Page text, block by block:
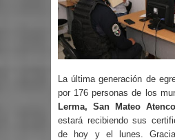
La última generación de
por 176 personas de los
Lerma, San Mateo
estará recibiendo sus
de hoy y el lunes.